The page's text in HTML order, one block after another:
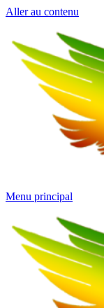
Aller au contenu
Menu principal